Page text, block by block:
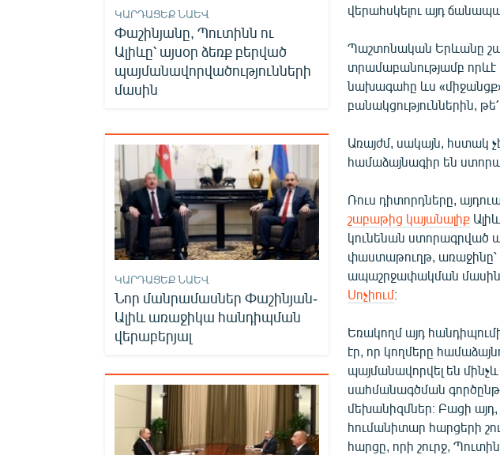
ԿԱՐԴԱՑԵՔ ՆԱԵՎ
Փաշինյանը, Պուտինն ու
Ալիևը՝ այսօր ձեռք բերված
պայմանավորվածությունների
մասին
վերահսկելու այդ
Պաշտոնական Երևանը
տրամաբանությամբ որևէ
նախագահը ևս «միջանցք»
բանակցություններին,
ԿԱՐԴԱՑԵՔ ՆԱԵՎ
Նոր մանրամասներ Փաշինյան-
Ալիև առաջիկա հանդիպման
վերաբերյալ
Առայժմ, սակայն, հստակ
համաձայնագիր են
Ռուս դիտորդները,
շաբաթից կայանալիք
կունենան ստորագրված
փաստաթուղթ,
ապաշրջափակման մասին։
Սոչիում։
Եռակողմ այդ
էր, որ կողմերը
պայմանավորվել են
սահմանագծման
մեխանիզմներ։ Բացի
հումանիտար հարցերի
հարցը, որի շուրջ,